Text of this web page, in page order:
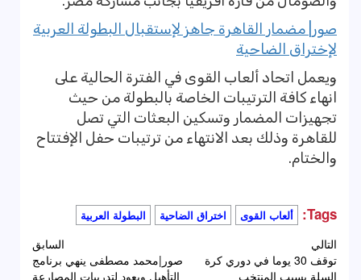
صور| مضمار القاهرة جاهز لإستقبال البطولة العربية
لإختراق الضاحية
ويعمل اتحاد ألعاب القوى في الفترة الحالية على
انهاء كافة الترتيبات الخاصة بالبطولة من حيث
تجهيزات المضمار وتسكين البعثات التي تصل
للقاهرة وذلك بعد الانتهاء من ترتيبات حفل الإفتتاح
والختام.
Tags: ألعاب القوى اختراق الضاحية البطولة العربية
تصفّح
السابق
صور|محمد مصطفى ينهي برنامج
التأهيل ويعود لتدريبات المصارعة
التالي
توقف 30 يوما في دوري كرة
السلة بسبب المنتخب